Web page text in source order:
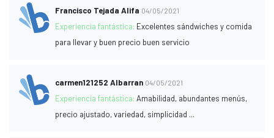
Francisco Tejada Alifa 04/05/2021
Experiencia fantástica: Excelentes sándwiches y comida
para llevar y buen precio buen servicio
carmen121252 Albarran 04/05/2021
Experiencia fantástica:Amabilidad, abundantes menús,
precio ajustado, variedad, simplicidad ...